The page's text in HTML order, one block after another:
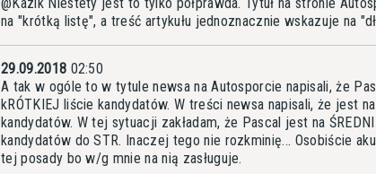
na "krótką listę", a treść artykułu jednoznacznie wskazuje na
29.09.2018 02:50
A tak w ogóle to w tytule newsa na Autosporcie napisali, że
kRÓTKIEJ liście kandydatów. W treści newsa napisali, że jest
kandydatów. W tej sytuacji zakładam, że Pascal jest na
kandydatów do STR. Inaczej tego nie rozkminię... Osobiście
tej posady bo w/g mnie na nią zasługuje.